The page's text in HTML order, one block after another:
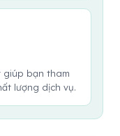
giúp bạn tham
lượng dịch vụ.